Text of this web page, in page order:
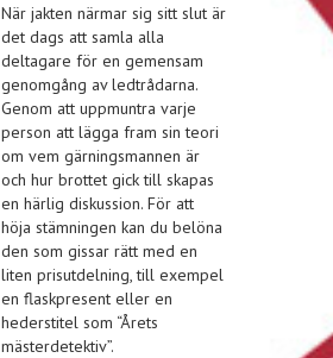
När jakten närmar sig sitt slut är
det dags att samla alla
deltagare för en gemensam
genomgång av ledtrådarna.
Genom att uppmuntra varje
person att lägga fram sin teori
om vem gärningsmannen är
och hur brottet gick till skapas
en härlig diskussion. För att
höja stämningen kan du belöna
den som gissar rätt med en
liten prisutdelning, till exempel
en flaskpresent eller en
hederstitel som “Årets
mästerdetektiv”.